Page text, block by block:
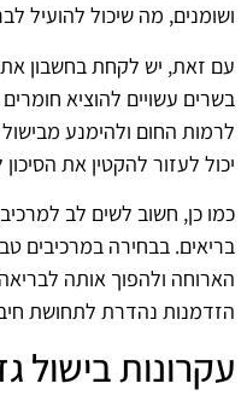
ושומנים, מה שיכול להועיל
עם זאת, יש לקחת בחשבון את
בשרים עשויים להוציא
לרמות החום ולהימנע
יכול לעזור להקטין את
כמו כן, חשוב לשים לב
בריאים. בבחירה במרכיבים
הארוחה ולהפוך אותה לבריאה
הזדמנות נהדרת לתחושת
עקרונות בישול